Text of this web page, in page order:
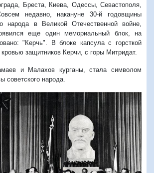
Бреста, Киева, Одессы, Севастополя,
недавно, накануне 30-й годовщины
народа в Великой Отечественной войне,
еще один мемориальный блок, на
"Керчь". В блоке капсула с горсткой
защитников Керчи, с горы Митридат.
и Малахов курганы, стала символом
советского народа.